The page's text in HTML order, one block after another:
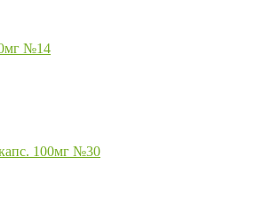
№14
100мг №30